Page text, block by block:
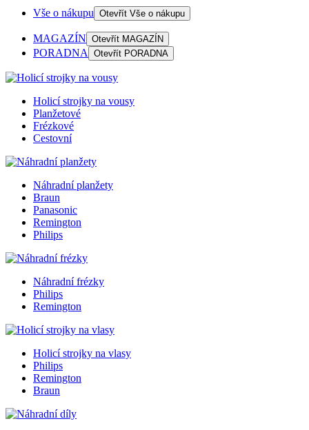
Vše o nákupu Otevřít Vše o nákupu
MAGAZÍN Otevřít MAGAZÍN
PORADNA Otevřít PORADNA
Holicí strojky na vousy
Planžetové
Frézkové
Cestovní
Náhradní planžety
Braun
Panasonic
Remington
Philips
Náhradní frézky
Philips
Remington
Holicí strojky na vlasy
Philips
Remington
Braun